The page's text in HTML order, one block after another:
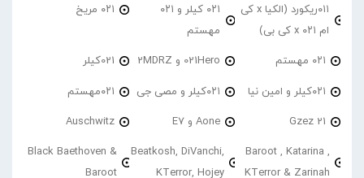
۰۱۱ریکورد (الکیا x کی
ام ۰۲۱ x کی بی)
۰۲۱ کیلر و ۰۲۱
مهستم
۰۲۱ مریخ
۰۲۱ مهستم 021Hero و 2MDRZ 021کیلر
۰۲۱کیلر و امین نیا ۰۲۱کیلر و مصی جی ۰۲۱مهستم
21 Gzez Aone و E7 Auschwitz
Baroot , Katarina ,
KTerror & Zarinah
Beatkosh, DiVanchi,
KTerror, Hojey
Black Baethoven &
Baroot